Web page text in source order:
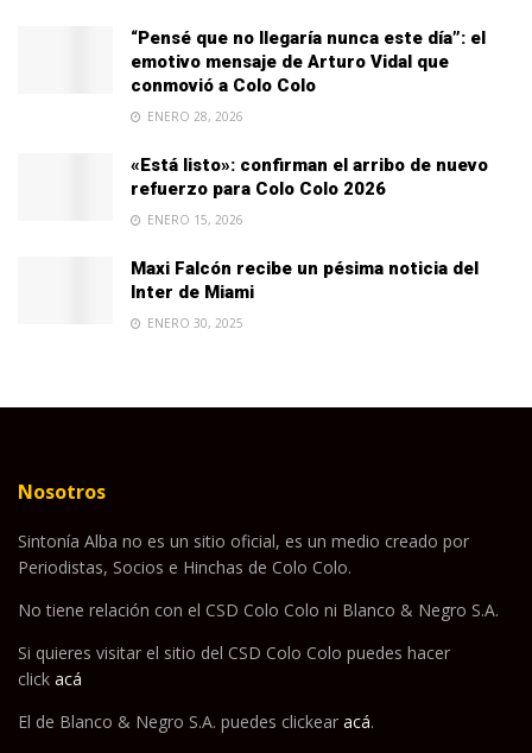
“Pensé que no llegaría nunca este día”: el
emotivo mensaje de Arturo Vidal que
conmovió a Colo Colo
ENERO 28, 2026
«Está listo»: confirman el arribo de nuevo
refuerzo para Colo Colo 2026
ENERO 15, 2026
Maxi Falcón recibe un pésima noticia del
Inter de Miami
ENERO 30, 2025
Nosotros
Sintonía Alba no es un sitio oficial, es un medio creado por
Periodistas, Socios e Hinchas de Colo Colo.
No tiene relación con el CSD Colo Colo ni Blanco & Negro S.A.
Si quieres visitar el sitio del CSD Colo Colo puedes hacer
click acá
El de Blanco & Negro S.A. puedes clickear acá.